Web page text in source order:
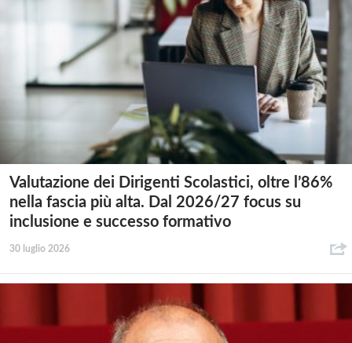
Valutazione dei Dirigenti Scolastici, oltre l’86%
nella fascia più alta. Dal 2026/27 focus su
inclusione e successo formativo
30 luglio 2026